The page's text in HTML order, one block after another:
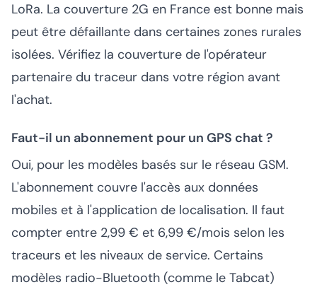
LoRa. La couverture 2G en France est bonne mais
peut être défaillante dans certaines zones rurales
isolées. Vérifiez la couverture de l'opérateur
partenaire du traceur dans votre région avant
l'achat.
Faut-il un abonnement pour un GPS chat ?
Oui, pour les modèles basés sur le réseau GSM.
L'abonnement couvre l'accès aux données
mobiles et à l'application de localisation. Il faut
compter entre 2,99 € et 6,99 €/mois selon les
traceurs et les niveaux de service. Certains
modèles radio-Bluetooth (comme le Tabcat)